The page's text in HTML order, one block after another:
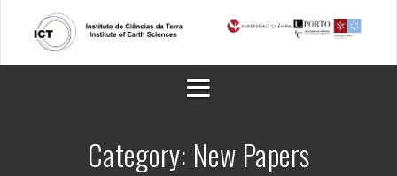
content
Category: New Papers